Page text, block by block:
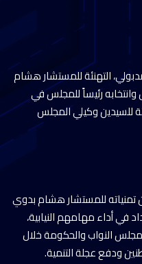
التهنئة للمستشار هشام
رئيساً للمجلس في
للسيدين وكيلي المجلس
للمستشار هشام بدوي
في أداء مهامهم النيابية،
النواب والحكومة خلال
ودفع عجلة التنمية.